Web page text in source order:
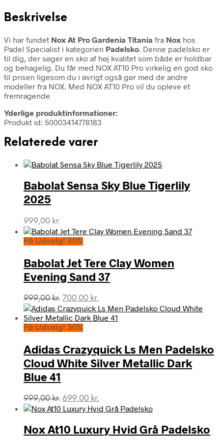
Beskrivelse
Vi har fundet Nox At Pro Gardenia Titania fra Nox hos
Padel Specialist i kategorien Padelsko. Denne padelsko er
til dig, der søger en sko af høj kvalitet som både er holdbar
og behagelig. Du får med NOX AT10 Pro virkelig en god sko
til prisen ligesom du i øvrigt også gør med de andre
modeller fra NOX. Med NOX AT10 Pro vil du opleve et
fremragende
Yderlige produktinformationer:
Produkt id: 50003414778183
Relaterede varer
Babolat Sensa Sky Blue Tigerlily
2025
999,00 kr.
På Udsalg! 30%
Babolat Jet Tere Clay Women
Evening Sand 37
999,00kr. Den
oprindelige
pris
var:
700,00 kr.
aktuelle
pris
På Udsalg! 30%
Adidas Crazyquick Ls Men Padelsko
Cloud White Silver Metallic Dark
Blue 41
999,00kr. Den
oprindelige
var:
999,00 kr..
699,00 kr.
aktuelle
er:
699,00 kr..
Nox At10 Luxury Hvid Grå Padelsko